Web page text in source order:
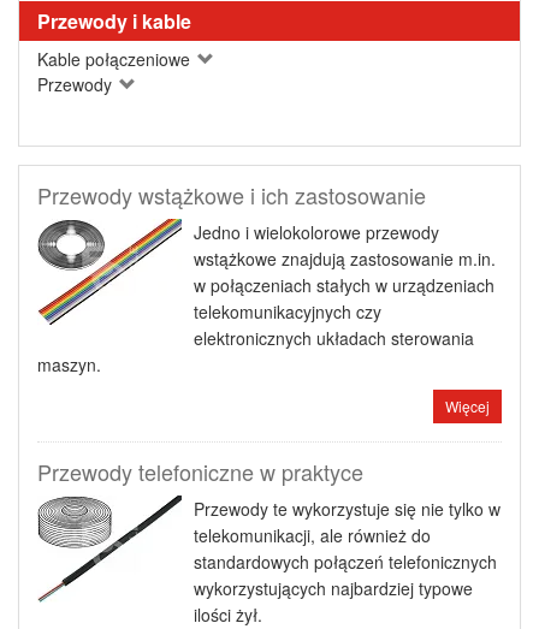
Przewody i kable
Kable połączeniowe
Przewody
Przewody wstążkowe i ich zastosowanie
Jedno i wielokolorowe przewody
wstążkowe znajdują zastosowanie m.in.
w połączeniach stałych w urządzeniach
telekomunikacyjnych czy
elektronicznych układach sterowania
maszyn.
Więcej
Przewody telefoniczne w praktyce
Przewody te wykorzystuje się nie tylko w
telekomunikacji, ale również do
standardowych połączeń telefonicznych
wykorzystujących najbardziej typowe
ilości żył.